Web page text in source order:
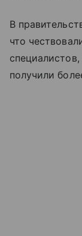
В
что
получили